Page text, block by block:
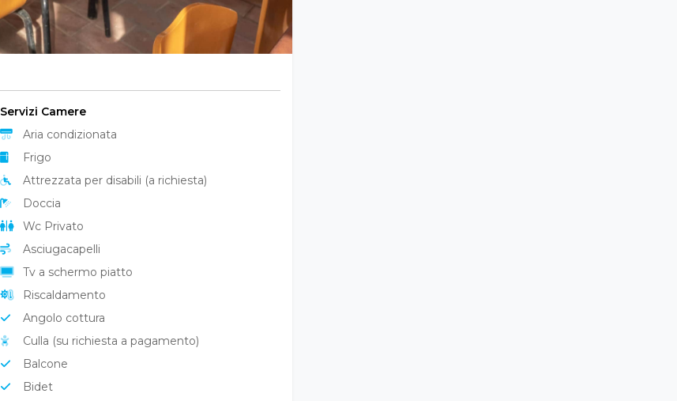
Servizi Camere
Aria condizionata
Frigo
Attrezzata per disabili (a richiesta)
Doccia
Wc Privato
Asciugacapelli
Tv a schermo piatto
Riscaldamento
Angolo cottura
Culla (su richiesta a pagamento)
Balcone
Bidet